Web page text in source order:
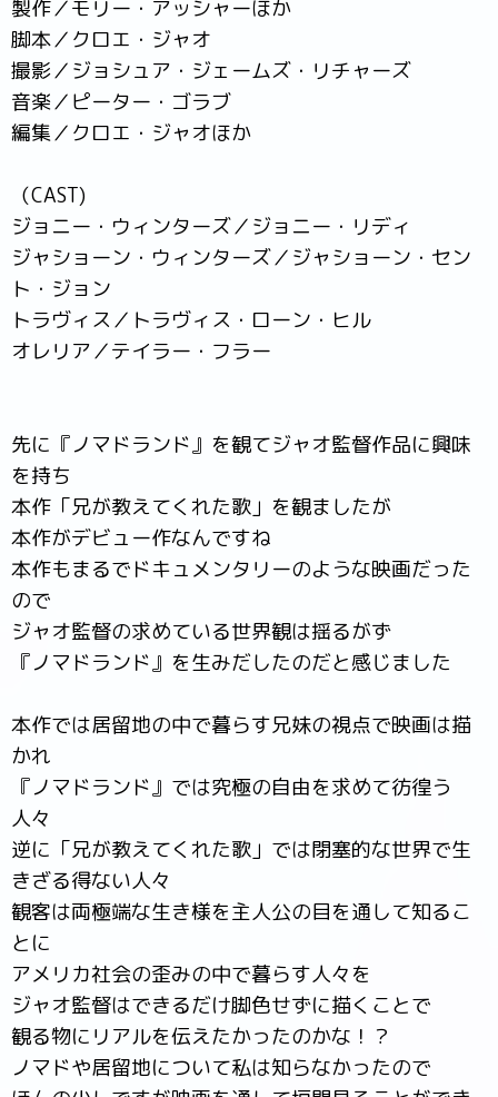
製作／モリー・アッシャーほか
脚本／クロエ・ジャオ
撮影／ジョシュア・ジェームズ・リチャーズ
音楽／ピーター・ゴラブ
編集／クロエ・ジャオほか
（CAST)
ジョニー・ウィンターズ／ジョニー・リディ
ジャショーン・ウィンターズ／ジャショーン・セン
ト・ジョン
トラヴィス／トラヴィス・ローン・ヒル
オレリア／テイラー・フラー
先に『ノマドランド』を観てジャオ監督作品に興味
を持ち
本作「兄が教えてくれた歌」を観ましたが
本作がデビュー作なんですね
本作もまるでドキュメンタリーのような映画だった
ので
ジャオ監督の求めている世界観は揺るがず
『ノマドランド』を生みだしたのだと感じました
本作では居留地の中で暮らす兄妹の視点で映画は描
かれ
『ノマドランド』では究極の自由を求めて彷徨う
人々
逆に「兄が教えてくれた歌」では閉塞的な世界で生
きざる得ない人々
観客は両極端な生き様を主人公の目を通して知るこ
とに
アメリカ社会の歪みの中で暮らす人々を
ジャオ監督はできるだけ脚色せずに描くことで
観る物にリアルを伝えたかったのかな！？
ノマドや居留地について私は知らなかったので